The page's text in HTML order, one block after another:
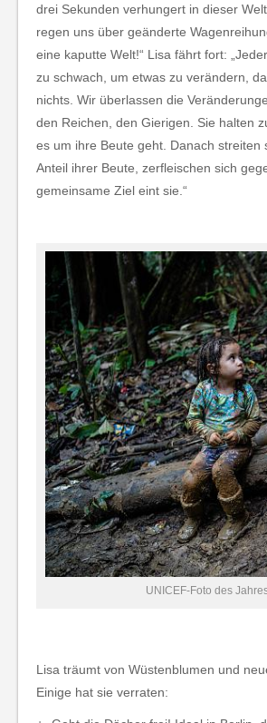
drei Sekunden verhungert in dieser
regen uns über geänderte
eine kaputte Welt!“ Lisa fährt fort:
zu schwach, um etwas zu verändern,
nichts. Wir überlassen die
den Reichen, den Gierigen. Sie halten
es um ihre Beute geht. Danach streiten
Anteil ihrer Beute, zerfleischen sich
gemeinsame Ziel eint sie.“
UNICEF-Foto des
Lisa träumt von Wüstenblumen und
Einige hat sie verraten: